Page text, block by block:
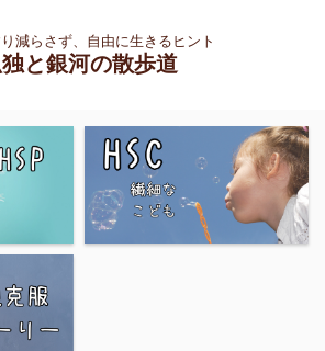
減らさず、自由に生きるヒント
と銀河の散歩道